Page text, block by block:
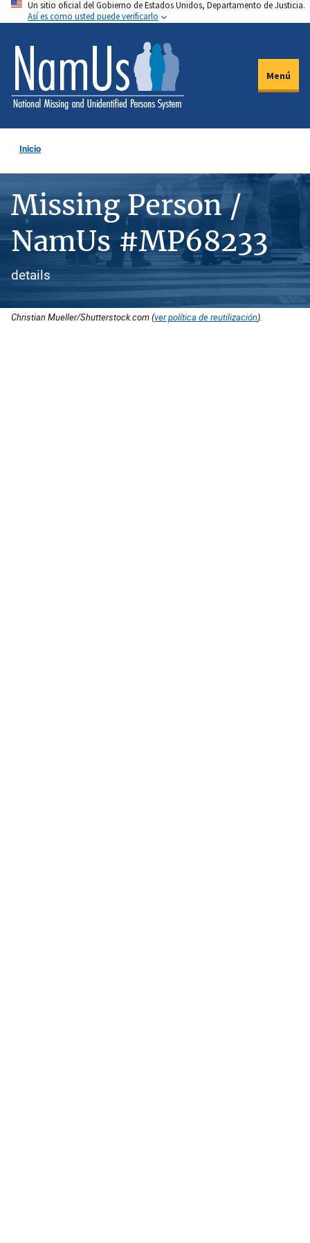
Pasar
al
contenido
principal
Un sitio oficial del Gobierno de Estados Unidos, Departamento de Justicia.
Así es como usted puede verificarlo
Menú
Inicio
Missing Person /
NamUs #MP68233
details
Christian Mueller/Shutterstock.com (ver política de reutilización).